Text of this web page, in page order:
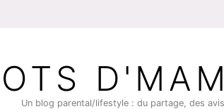
Un blog parental/lifestyle : du partage, des